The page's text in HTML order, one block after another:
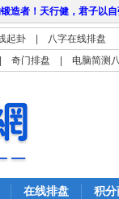
造者！天行健，君子以自
起卦 八字在线排盘
奇门排盘 电脑简测
在线排盘 积分